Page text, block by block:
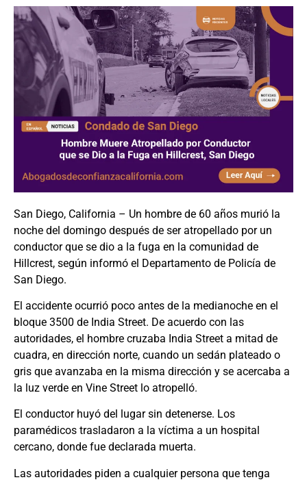
San Diego, California – Un hombre de 60 años murió la
noche del domingo después de ser atropellado por un
conductor que se dio a la fuga en la comunidad de
Hillcrest, según informó el Departamento de Policía de
San Diego.
El accidente ocurrió poco antes de la medianoche en el
bloque 3500 de India Street. De acuerdo con las
autoridades, el hombre cruzaba India Street a mitad de
cuadra, en dirección norte, cuando un sedán plateado o
gris que avanzaba en la misma dirección y se acercaba a
la luz verde en Vine Street lo atropelló.
El conductor huyó del lugar sin detenerse. Los
paramédicos trasladaron a la víctima a un hospital
cercano, donde fue declarada muerta.
Las autoridades piden a cualquier persona que tenga